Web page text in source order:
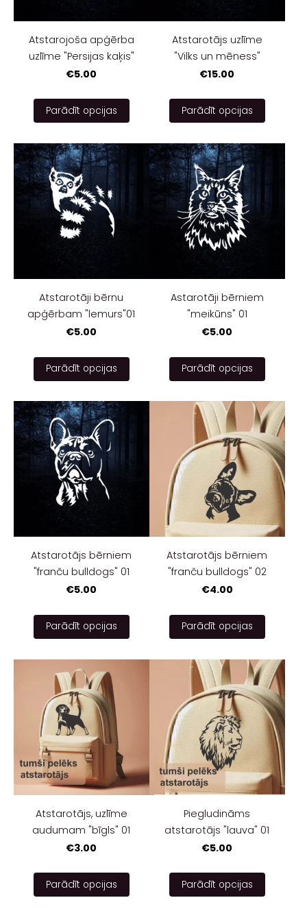
Atstarojoša apģērba
uzlīme "Persijas kaķis"
€5.00
Parādīt opcijas
Atstarotājs uzlīme
"Vilks un mēness"
€15.00
Parādīt opcijas
Atstarotāji bērnu
apģērbam "lemurs"01
€5.00
Parādīt opcijas
Astarotāji bērniem
"meikūns" 01
€5.00
Parādīt opcijas
Atstarotājs bērniem
"franču bulldogs" 01
€5.00
Parādīt opcijas
Atstarotājs bērniem
"franču bulldogs" 02
€4.00
Parādīt opcijas
Atstarotājs, uzlīme
audumam "bīgls" 01
€3.00
Parādīt opcijas
Piegludināms
atstarotājs "lauva" 01
€5.00
Parādīt opcijas